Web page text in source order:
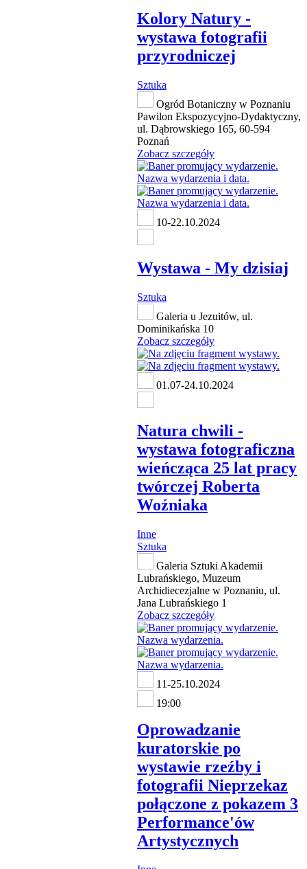
Kolory Natury -
wystawa fotografii
przyrodniczej
Sztuka
Ogród Botaniczny w Poznaniu
Pawilon Ekspozycyjno-Dydaktyczny,
ul. Dąbrowskiego 165, 60-594
Poznań
Zobacz szczegóły
10-22.10.2024
Wystawa - My dzisiaj
Sztuka
Galeria u Jezuitów, ul.
Dominikańska 10
Zobacz szczegóły
01.07-24.10.2024
Natura chwili -
wystawa fotograficzna
wieńcząca 25 lat pracy
twórczej Roberta
Woźniaka
Inne
Sztuka
Galeria Sztuki Akademii
Lubrańskiego, Muzeum
Archidiecezjalne w Poznaniu, ul.
Jana Lubrańskiego 1
Zobacz szczegóły
11-25.10.2024
19:00
Oprowadzanie
kuratorskie po
wystawie rzeźby i
fotografii Nieprzekaz
połączone z pokazem 3
Performance'ów
Artystycznych